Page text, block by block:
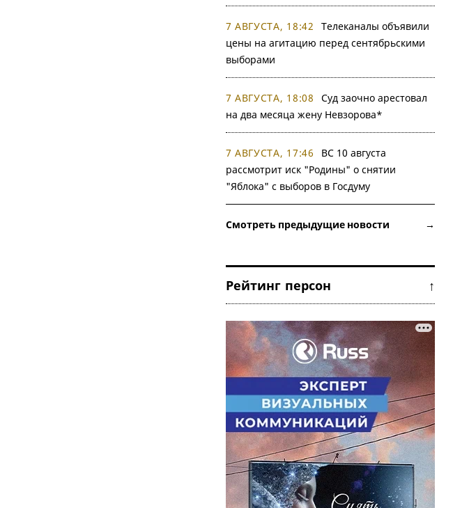
7 АВГУСТА, 18:42
Телеканалы объявили
цены на агитацию перед сентябрьскими
выборами
7 АВГУСТА, 18:08
Суд заочно арестовал
на два месяца жену Невзорова*
7 АВГУСТА, 17:46
ВС 10 августа
рассмотрит иск "Родины" о снятии
"Яблока" с выборов в Госдуму
Смотреть предыдущие новости →
Рейтинг персон ↑